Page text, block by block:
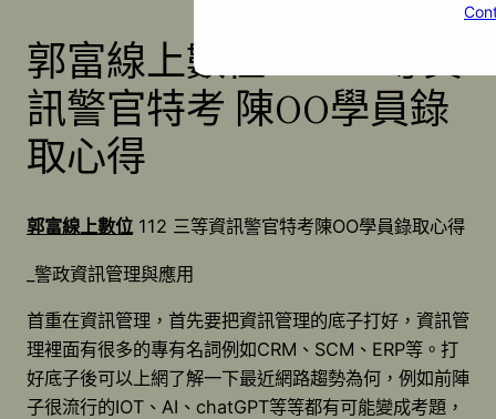
郭富線上數位 112 三等資
訊警官特考 陳OO學員錄
取心得
郭富線上數位112 三等資訊警官特考陳OO學員錄取心得
_警政資訊管理與應用
首重在資訊管理，首先要把資訊管理的底子打好，資訊管
理裡面有很多的專有名詞例如CRM、SCM、ERP等。打
好底子後可以上網了解一下最近網路趨勢為何，例如前陣
子很流行的IOT、AI、chatGPT等等都有可能變成考題，